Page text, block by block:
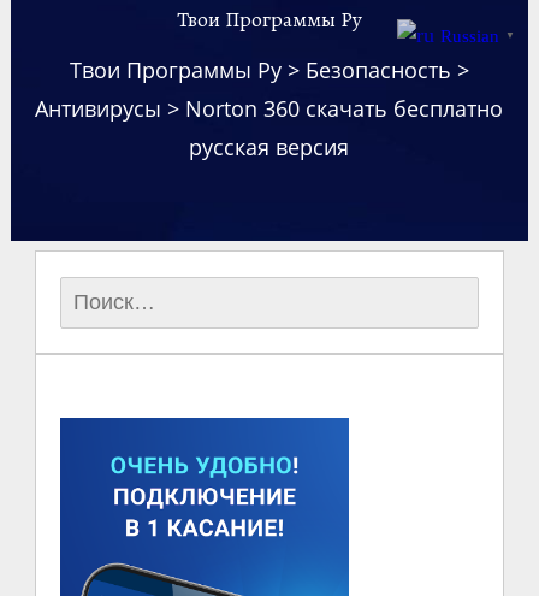
Твои Программы Ру
Твои Программы Ру> Безопасность >
Антивирусы > Norton 360 скачать бесплатно
русская версия
Найти:
Russian ▼